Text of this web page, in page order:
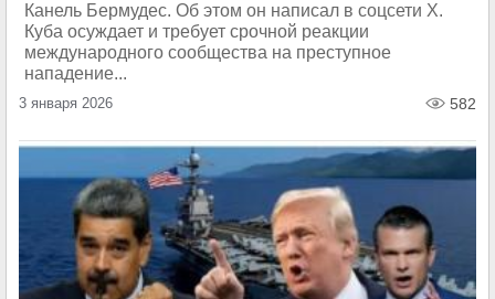
Канель Бермудес. Об этом он написал в соцсети Х.
Куба осуждает и требует срочной реакции
международного сообщества на преступное
нападение...
3 января 2026 582